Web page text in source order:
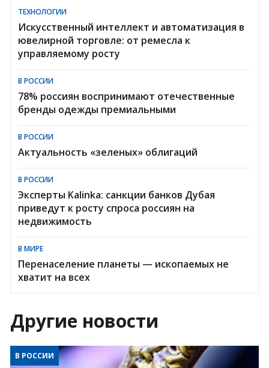
ТЕХНОЛОГИИ
Искусственный интеллект и автоматизация в
ювелирной торговле: от ремесла к
управляемому росту
В РОССИИ
78% россиян воспринимают отечественные
бренды одежды премиальными
В РОССИИ
Актуальность «зеленых» облигаций
В РОССИИ
Эксперты Kalinka: санкции банков Дубая
приведут к росту спроса россиян на
недвижимость
В МИРЕ
Перенаселение планеты — ископаемых не
хватит на всех
Другие новости
В РОССИИ